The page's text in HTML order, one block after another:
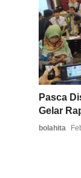
Pasca
Gelar
bolahita